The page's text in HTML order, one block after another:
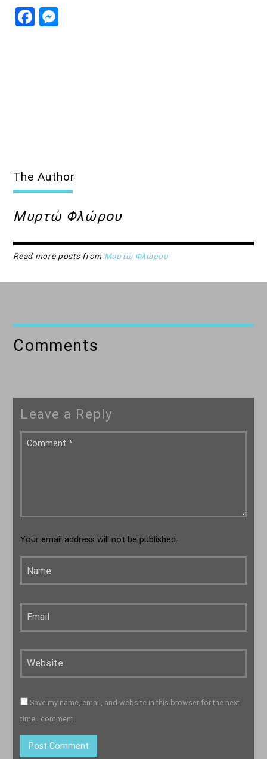
Facebook
The Author
Μυρτώ Φλώρου
Read more posts from Μυρτώ Φλώρου
Comments
Leave a Reply
Your email address will not be published.
Save my name, email, and website in this browser for the next
time I comment.